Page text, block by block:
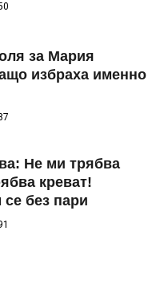
за Мария
избраха именно
Не ми трябва
креват!
без пари